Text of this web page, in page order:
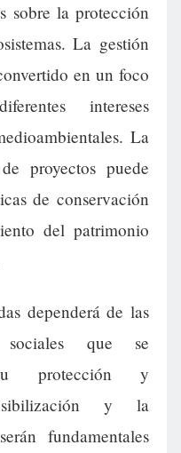
sobre la protección
La gestión
en un foco
intereses
La
proyectos puede
de conservación
del patrimonio
dependerá de las
que se
protección y
y la
fundamentales